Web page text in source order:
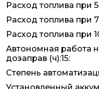
Расход топлива при
Расход топлива при
Расход топлива при
Автономная работа
дозаправ (ч):15:
Степень